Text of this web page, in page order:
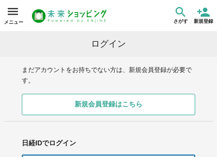
メニュー さがす 新規登録
ログイン
まだアカウントをお持ちでない方は、新規会員登録が必要で
す。
新規会員登録はこちら
日経IDでログイン